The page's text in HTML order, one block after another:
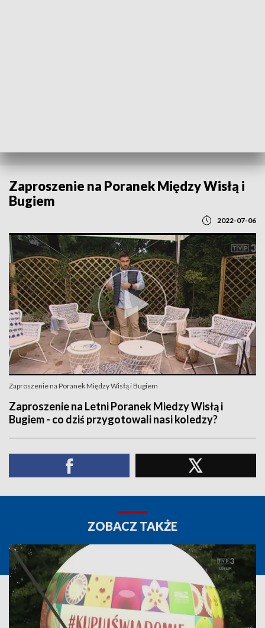
Zaproszenie na Poranek Między Wisłą i
Bugiem
2022-07-06
Zaproszenie na Poranek Między Wisłą i Bugiem
Zaproszenie na Letni Poranek Miedzy Wisłą i
Bugiem - co dziś przygotowali nasi koledzy?
ZOBACZ TAKŻE